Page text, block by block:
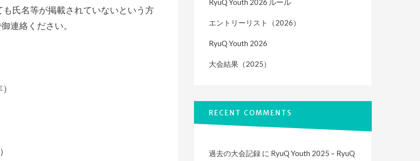
氏名等が掲載されていないという方
連絡ください。
RyuQ Youth 2026 ルール
エントリーリスト（2026）
RyuQ Youth 2026
大会結果（2025）
RECENT COMMENTS
過去の大会記録に RyuQ Youth 2025 – RyuQ